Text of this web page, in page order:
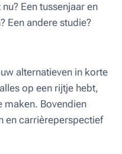
Een tussenjaar en
Een andere studie?
alternatieven in korte
op een rijtje hebt,
maken. Bovendien
en carrièreperspectief